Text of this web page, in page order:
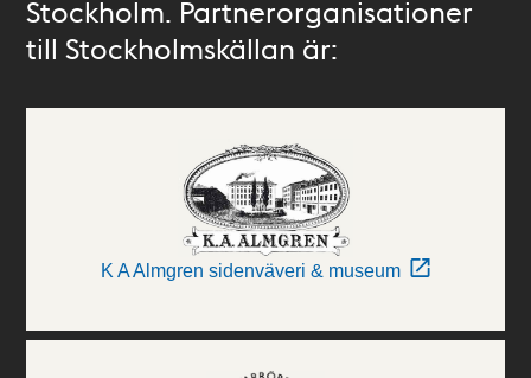
Stockholm. Partnerorganisationer
till Stockholmskällan är:
K A Almgren sidenväveri & museum